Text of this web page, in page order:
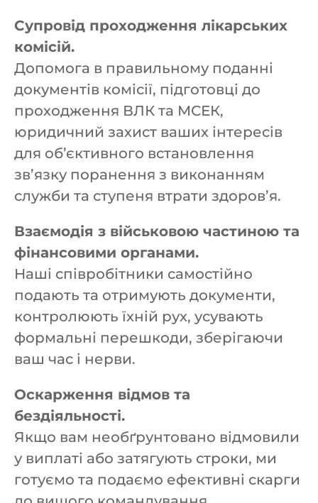
Супровід проходження лікарських
комісій.
Допомога в правильному поданні
документів комісії, підготовці до
проходження ВЛК та МСЕК,
юридичний захист ваших інтересів
для об’єктивного встановлення
зв’язку поранення з виконанням
служби та ступеня втрати здоров’я.
Взаємодія з військовою частиною та
фінансовими органами.
Наші співробітники самостійно
подають та отримують документи,
контролюють їхній рух, усувають
формальні перешкоди, зберігаючи
ваш час і нерви.
Оскарження відмов та
бездіяльності.
Якщо вам необґрунтовано відмовили
у виплаті або затягують строки, ми
готуємо та подаємо ефективні скарги